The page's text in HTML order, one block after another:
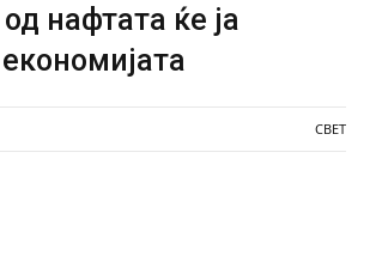
нафтата ќе ја
СВЕТ